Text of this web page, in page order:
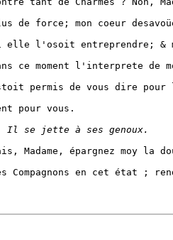
de force; mon coeur
elle l'osoit entreprendre; &
ce moment l'interprete de
permis de vous dire
pour vous.
Il se jette à ses genoux.
Madame, épargnez moy la
Compagnons en cet état ;